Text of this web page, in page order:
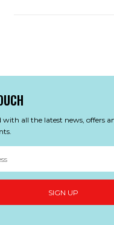
with all the latest news, offers
SIGN UP